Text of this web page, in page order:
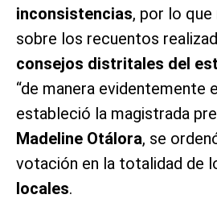
inconsistencias, por lo
sobre los recuentos
consejos distritales del
“de manera evidentemente
estableció la magistrada
Madeline Otálora, se
votación en la totalidad de
locales.